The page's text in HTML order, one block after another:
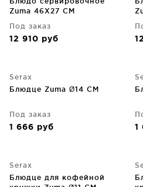
Zuma 46X27 CM
Под заказ
12 910 руб
Serax
Блюдце Zuma Ø14 CM
Под заказ
1 666 руб 1
Serax
Блюдце для кофейной